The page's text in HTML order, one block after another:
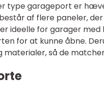
type garageport er
af flere paneler,
er ideelle for garager
for at kunne åbne.
materialer, så de